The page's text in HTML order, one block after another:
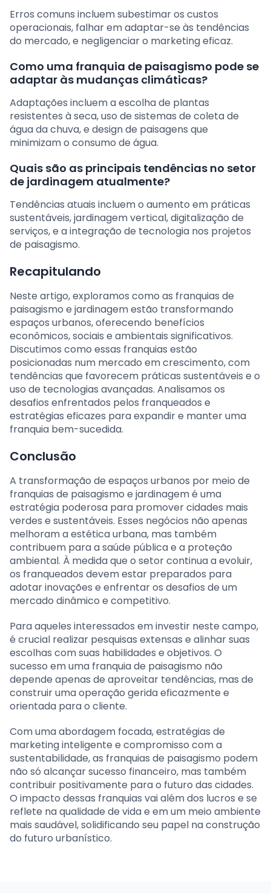
Erros comuns incluem subestimar os custos
operacionais, falhar em adaptar-se às tendências
do mercado, e negligenciar o marketing eficaz.
Como uma franquia de paisagismo pode se
adaptar às mudanças climáticas?
Adaptações incluem a escolha de plantas
resistentes à seca, uso de sistemas de coleta de
água da chuva, e design de paisagens que
minimizam o consumo de água.
Quais são as principais tendências no setor
de jardinagem atualmente?
Tendências atuais incluem o aumento em práticas
sustentáveis, jardinagem vertical, digitalização de
serviços, e a integração de tecnologia nos projetos
de paisagismo.
Recapitulando
Neste artigo, exploramos como as franquias de
paisagismo e jardinagem estão transformando
espaços urbanos, oferecendo benefícios
econômicos, sociais e ambientais significativos.
Discutimos como essas franquias estão
posicionadas num mercado em crescimento, com
tendências que favorecem práticas sustentáveis e o
uso de tecnologias avançadas. Analisamos os
desafios enfrentados pelos franqueados e
estratégias eficazes para expandir e manter uma
franquia bem-sucedida.
Conclusão
A transformação de espaços urbanos por meio de
franquias de paisagismo e jardinagem é uma
estratégia poderosa para promover cidades mais
verdes e sustentáveis. Esses negócios não apenas
melhoram a estética urbana, mas também
contribuem para a saúde pública e a proteção
ambiental. À medida que o setor continua a evoluir,
os franqueados devem estar preparados para
adotar inovações e enfrentar os desafios de um
mercado dinâmico e competitivo.
Para aqueles interessados em investir neste campo,
é crucial realizar pesquisas extensas e alinhar suas
escolhas com suas habilidades e objetivos. O
sucesso em uma franquia de paisagismo não
depende apenas de aproveitar tendências, mas de
construir uma operação gerida eficazmente e
orientada para o cliente.
Com uma abordagem focada, estratégias de
marketing inteligente e compromisso com a
sustentabilidade, as franquias de paisagismo podem
não só alcançar sucesso financeiro, mas também
contribuir positivamente para o futuro das cidades.
O impacto dessas franquias vai além dos lucros e se
reflete na qualidade de vida e em um meio ambiente
mais saudável, solidificando seu papel na construção
do futuro urbanístico.